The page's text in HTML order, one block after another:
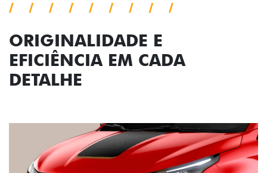
ORIGINALIDADE E
EFICIÊNCIA EM CADA
DETALHE